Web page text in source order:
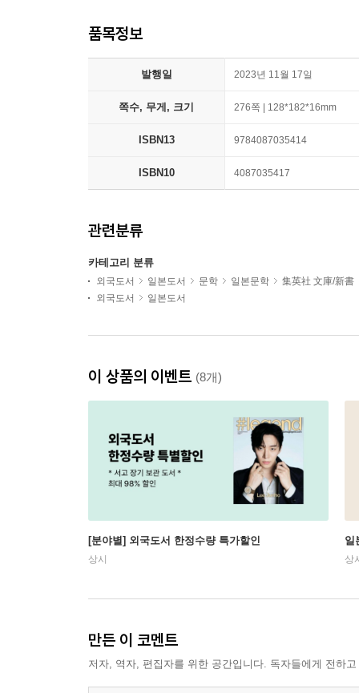
품목정보
발행일 2023년 11월 17일
쪽수, 무게, 크기 276쪽 | 128*182*16mm
ISBN13 9784087035414
ISBN10 4087035417
관련분류
카테고리 분류
외국도서 일본도서 문학 일본문학
集英社 文庫/新書
외국도서
일본도서
이 상품의 이벤트 (8개)
[분야별] 외국도서 한정수량 특가할인
상시
일
상
만든 이 코멘트
저자, 역자, 편집자를 위한 공간입니다. 독자들에게 전하